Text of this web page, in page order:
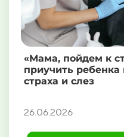
«Мама, пойдем к
приучить ребенка
страха и слез
26.06.2026